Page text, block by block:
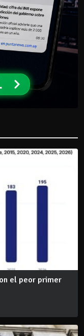
el peor primer